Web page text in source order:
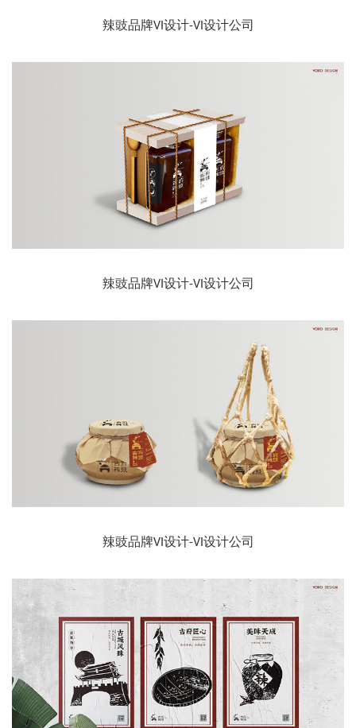
辣豉品牌VI设计-VI设计公司
辣豉品牌VI设计-VI设计公司
辣豉品牌VI设计-VI设计公司